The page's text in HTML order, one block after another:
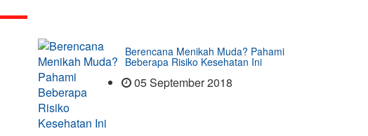
Berencana Menikah Muda? Pahami
Beberapa Risiko Kesehatan Ini
05 September 2018